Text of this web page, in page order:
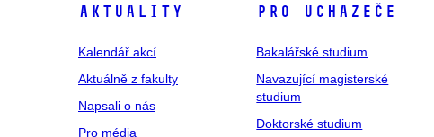
Aktuality
Kalendář akcí
Aktuálně z fakulty
Napsali o nás
Pro média
Pro uchazeče
Bakalářské studium
Navazující magisterské
studium
Doktorské studium